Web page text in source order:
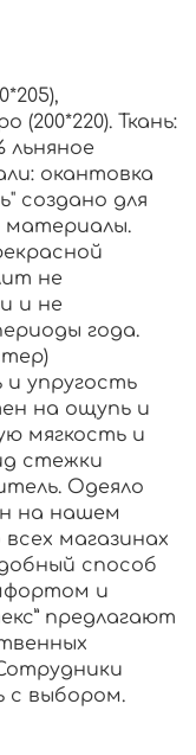
(200*220). Ткань:
льняное
окантовка
создано для
материалы.
не
и не
года.
и упругость
на ощупь и
мягкость и
стежки
Одеяло
на нашем
магазинах
способ
и
предлагают
с выбором.